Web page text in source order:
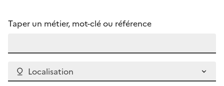
Taper un métier, mot-clé ou référence
Localisation